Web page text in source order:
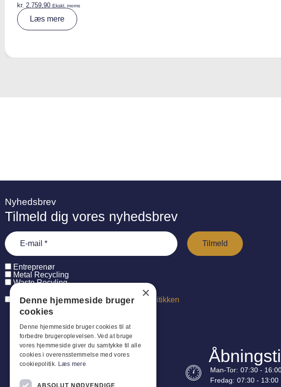
kr. 2.759,90 Ekskl. moms
Læs mere
ti
Nyhedsbrev
Tilmeld dig vores nyhedsbrev
Entreprenør
Metal Recycling
Waste Recyling
Jeg har læst og acceptererpersondatapolitikken
Man-Tor: 07:30 -
Fredag: 07:30 - 13:00
×
Denne hjemmeside bruger
cookies
Denne hjemmeside bruger cookies til at
forbedre brugeroplevelsen. Ved at bruge
vores hjemmeside giver du samtykke til alle
cookies i overensstemmelse med vores
cookiepolitik. Læs mere
ABSOLUT NØDVENDIGE